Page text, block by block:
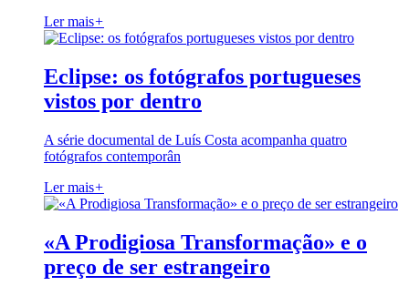
Ler mais+
Eclipse: os fotógrafos portugueses
vistos por dentro
A série documental de Luís Costa acompanha quatro
fotógrafos contemporân
Ler mais+
«A Prodigiosa Transformação» e o
preço de ser estrangeiro